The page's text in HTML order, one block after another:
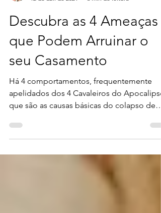
Ana Pimentel
12 de abr. de 2021
3 min de leitura
Descubra as 4 Ameaças
que Podem Arruinar o
seu Casamento
uma relação de...